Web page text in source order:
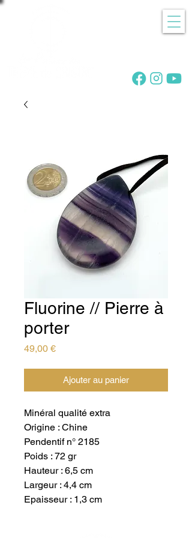
Fluorine // Pierre à
porter
49,00 €Prix
Ajouter au panier
Minéral qualité extra
Origine : Chine
Pendentif n° 2185
Poids : 72 gr
Hauteur : 6,5 cm
Largeur : 4,4 cm
Epaisseur : 1,3 cm